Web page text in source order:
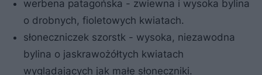
werbena patagońska - zwiewna i wysoka bylina
o drobnych, fioletowych kwiatach.
słoneczniczek szorstk - wysoka, niezawodna
bylina o jaskrawożółtych kwiatach
wyglądających jak małe słoneczniki.